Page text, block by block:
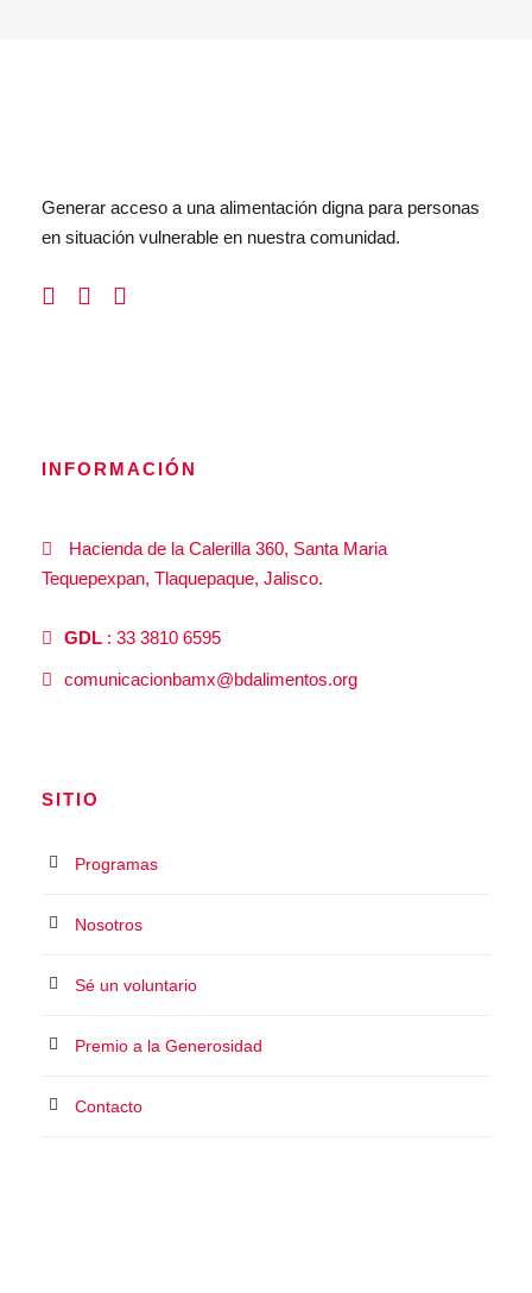
Generar acceso a una alimentación digna para personas
en situación vulnerable en nuestra comunidad.
INFORMACIÓN
Hacienda de la Calerilla 360, Santa Maria
Tequepexpan, Tlaquepaque, Jalisco.
GDL : 33 3810 6595
comunicacionbamx@bdalimentos.org
SITIO
Programas
Nosotros
Sé un voluntario
Premio a la Generosidad
Contacto